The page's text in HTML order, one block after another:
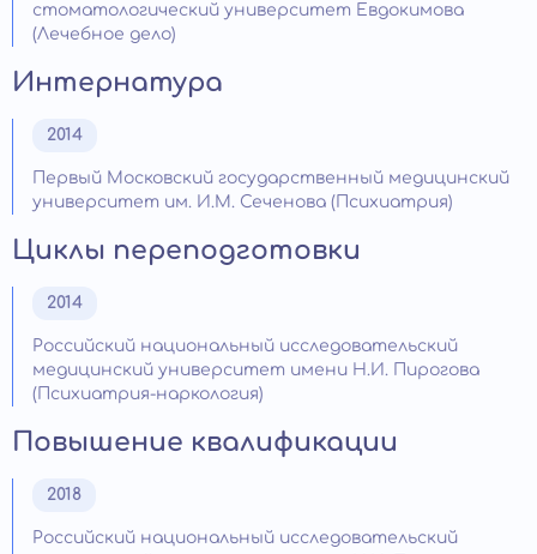
стоматологический университет Евдокимова
(Лечебное дело)
Интернатура
2014
Первый Московский государственный медицинский
университет им. И.М. Сеченова (Психиатрия)
Циклы переподготовки
2014
Российский национальный исследовательский
медицинский университет имени Н.И. Пирогова
(Психиатрия-наркология)
Повышение квалификации
2018
Российский национальный исследовательский